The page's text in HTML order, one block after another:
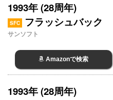
1993年 (28周年)
SFC フラッシュバック
サンソフト
Amazonで検索
1993年 (28周年)